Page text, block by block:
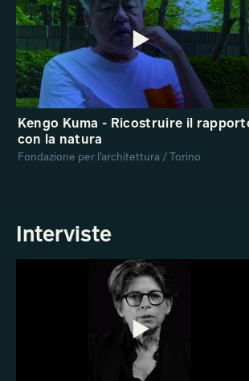
Kengo Kuma - Ricostruire il
con la natura
Fondazione per l’architettura / Torino
Interviste